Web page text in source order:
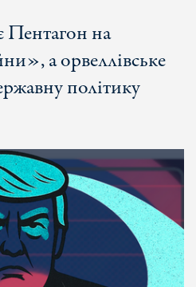
Пентагон на
а орвеллівське
політику